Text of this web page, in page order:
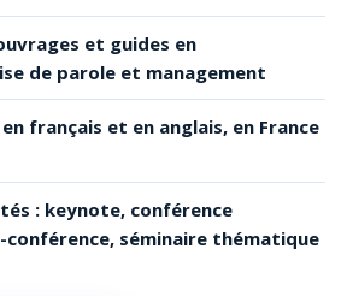
et guides en
de parole et management
français et en anglais, en France
: keynote, conférence
séminaire thématique